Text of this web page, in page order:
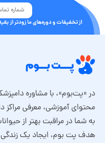
از تخفیفات و دوره‌های ما زودتر از
در «پت‌بوم»، با مشاوره
محتوای آموزشی، معرفی
به شما در مراقبت بهتر از
هدف پت بوم، ایجاد یک زندگی